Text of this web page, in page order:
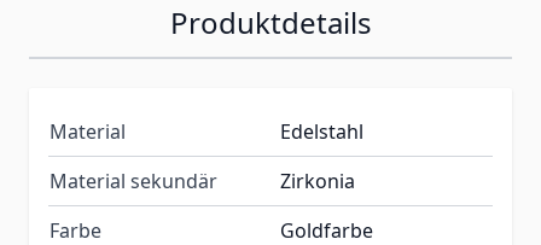
Produktdetails
Material
Edelstahl
Material sekundär
Zirkonia
Farbe
Goldfarbe